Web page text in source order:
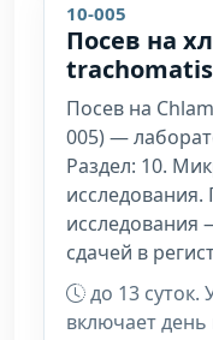
10-005
Посев на
Посев на
005) —
Раздел: 10.
исследования.
исследования
сдачей в
до 13 суток.
включает